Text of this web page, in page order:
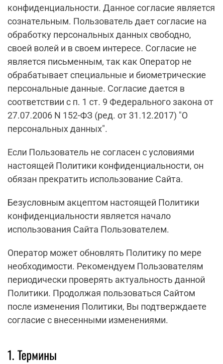
конфиденциальности. Данное согласие является
сознательным. Пользователь дает согласие на
обработку персональных данных свободно,
своей волей и в своем интересе. Согласие не
является письменным, так как Оператор не
обрабатывает специальные и биометрические
персональные данные. Согласие дается в
соответствии с п. 1 ст. 9 Федерального закона от
27.07.2006 N 152-ФЗ (ред. от 31.12.2017) "О
персональных данных".
Если Пользователь не согласен с условиями
настоящей Политики конфиденциальности, он
обязан прекратить использование Сайта.
Безусловным акцептом настоящей Политики
конфиденциальности является начало
использования Сайта Пользователем.
Оператор может обновлять Политику по мере
необходимости. Рекомендуем Пользователям
периодически проверять актуальность данной
Политики. Продолжая пользоваться Сайтом
после изменения Политики, Вы подтверждаете
согласие с внесенными изменениями.
1. Термины